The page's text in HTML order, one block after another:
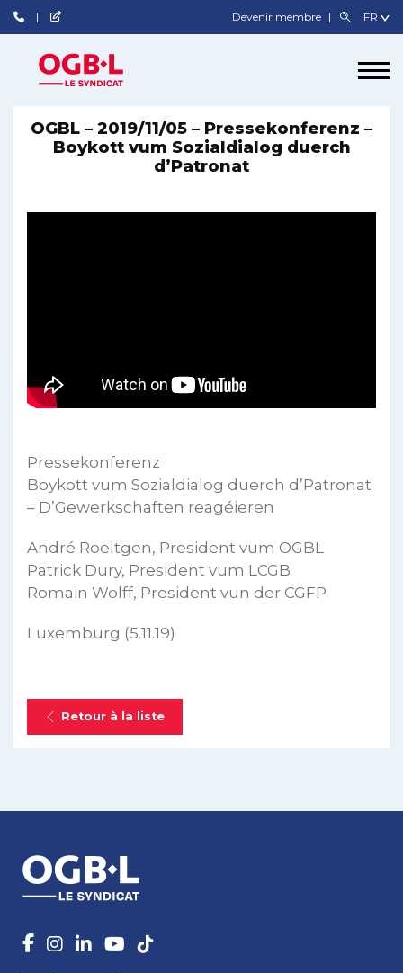
Devenir membre
OGBL – 2019/11/05 – Pressekonferenz –
Boykott vum Sozialdialog duerch
d’Patronat
Pressekonferenz
Boykott vum Sozialdialog duerch d’Patronat
– D’Gewerkschaften reagéieren
André Roeltgen, President vum OGBL
Patrick Dury, President vum LCGB
Romain Wolff, President vun der CGFP
Luxemburg (5.11.19)
Retour à la liste